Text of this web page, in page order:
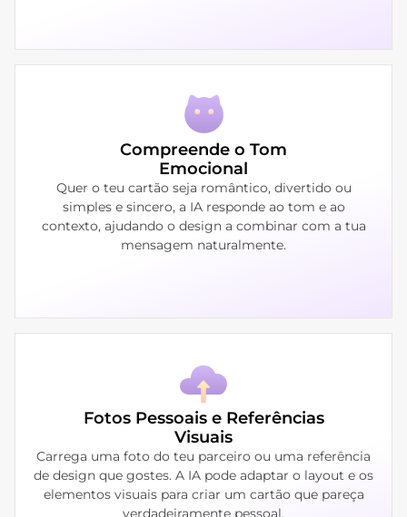
Compreende o Tom
Emocional
Quer o teu cartão seja romântico, divertido ou
simples e sincero, a IA responde ao tom e ao
contexto, ajudando o design a combinar com a tua
mensagem naturalmente.
Fotos Pessoais e Referências
Visuais
Carrega uma foto do teu parceiro ou uma referência
de design que gostes. A IA pode adaptar o layout e os
elementos visuais para criar um cartão que pareça
verdadeiramente pessoal.